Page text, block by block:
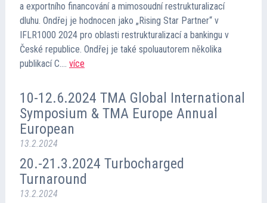
Průvodce insolvencí
a exportního financování a mimosoudní restrukturalizací
dluhu. Ondřej je hodnocen jako „Rising Star Partner“ v
IFLR1000 2024 pro oblasti restrukturalizací a bankingu v
České republice. Ondřej je také spoluautorem několika
publikací C…. více
10-12.6.2024 TMA Global International
Symposium & TMA Europe Annual
European
13.2.2024
20.-21.3.2024 Turbocharged
Turnaround
13.2.2024